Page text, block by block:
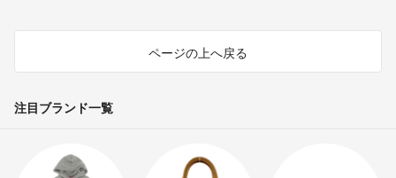
ページの上へ戻る
注目ブランド一覧